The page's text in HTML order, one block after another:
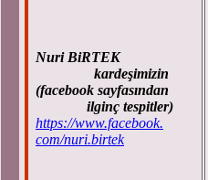
Nuri BiRTEK
kardeşimizin
(facebook sayfasından
ilginç tespitler)
https://www.facebook.
com/nuri.birtek